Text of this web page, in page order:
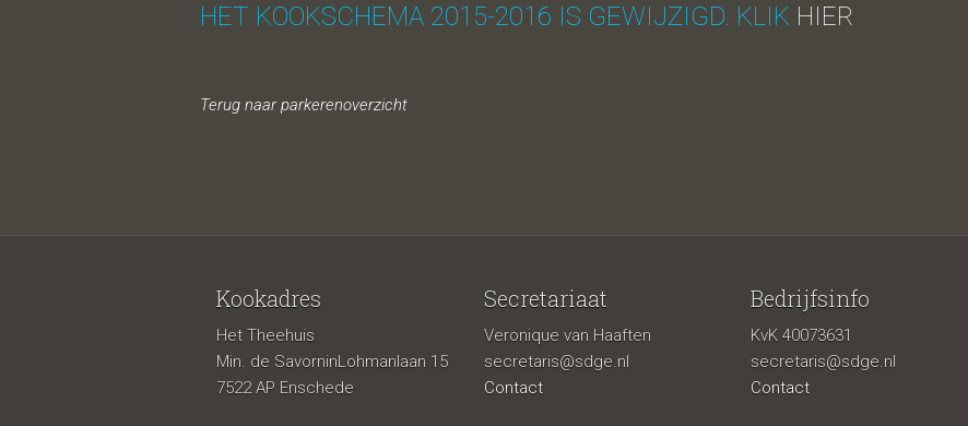
HET KOOKSCHEMA 2015-2016 IS GEWIJZIGD. KLIK HIER
Terug naar parkerenoverzicht
Kookadres
Het Theehuis
Min. de SavorninLohmanlaan 15
7522 AP Enschede
Secretariaat
Veronique van Haaften
secretaris@sdge.nl
Contact
Bedrijfsinfo
KvK 40073631
secretaris@sdge.nl
Contact